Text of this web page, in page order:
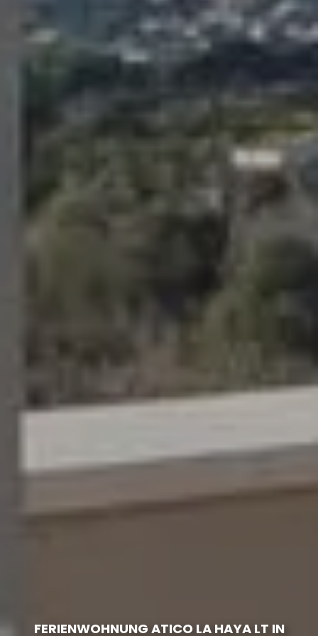
FERIENWOHNUNG ATICO LA HAYA LT IN